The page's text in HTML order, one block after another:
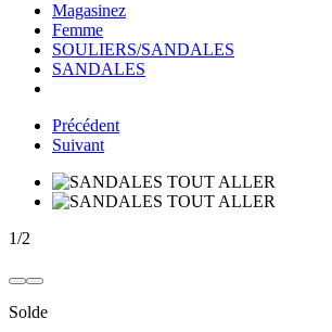
Magasinez
Femme
SOULIERS/SANDALES
SANDALES
Précédent
Suivant
1/2
Solde